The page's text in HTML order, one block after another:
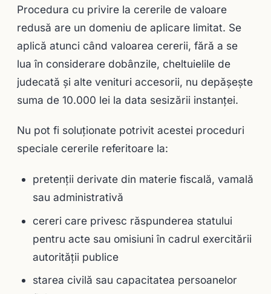
Procedura cu privire la cererile de valoare
redusă are un domeniu de aplicare limitat. Se
aplică atunci când valoarea cererii, fără a se
lua în considerare dobânzile, cheltuielile de
judecată şi alte venituri accesorii, nu depăşeşte
suma de 10.000 lei la data sesizării instanţei.
Nu pot fi soluţionate potrivit acestei proceduri
speciale cererile referitoare la:
pretenţii derivate din materie fiscală, vamală
sau administrativă
cereri care privesc răspunderea statului
pentru acte sau omisiuni în cadrul exercitării
autorităţii publice
starea civilă sau capacitatea persoanelor